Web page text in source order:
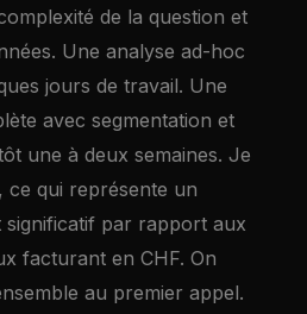
de la question et
Une analyse ad-hoc
jours de travail. Une
avec segmentation et
une à deux semaines. Je
qui représente un
significatif par rapport aux
facturant en CHF. On
au premier appel.